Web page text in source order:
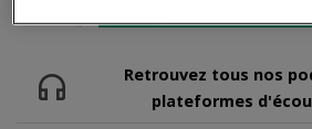
headphones
Retrouvez tous nos
plateformes